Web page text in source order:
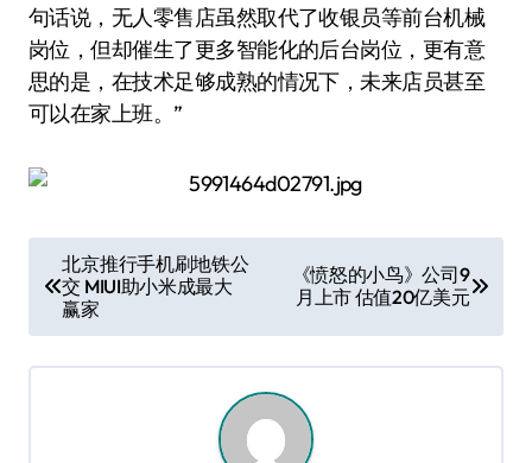
句话说，无人零售店虽然取代了收银员等前台机械
岗位，但却催生了更多智能化的后台岗位，更有意
思的是，在技术足够成熟的情况下，未来店员甚至
可以在家上班。”
章
导
航
北京推行手机刷地铁公
交 MIUI助小米成最大
赢家
《愤怒的小鸟》公司9
月上市 估值20亿美元